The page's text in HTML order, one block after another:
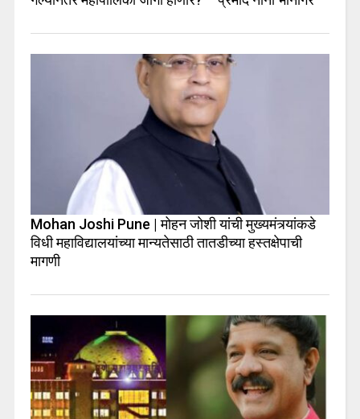
Mohan Joshi Pune | मोहन जोशी यांची मुख्यमंत्र्यांकडे
विधी महाविद्यालयांच्या मान्यतेसाठी तातडीच्या हस्तक्षेपाची
मागणी